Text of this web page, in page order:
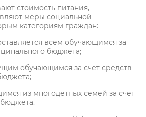
стоимость питания,
меры социальной
категориям граждан:
всем обучающимся за
бюджета;
обучающимся за счет средств
из многодетных семей за счет